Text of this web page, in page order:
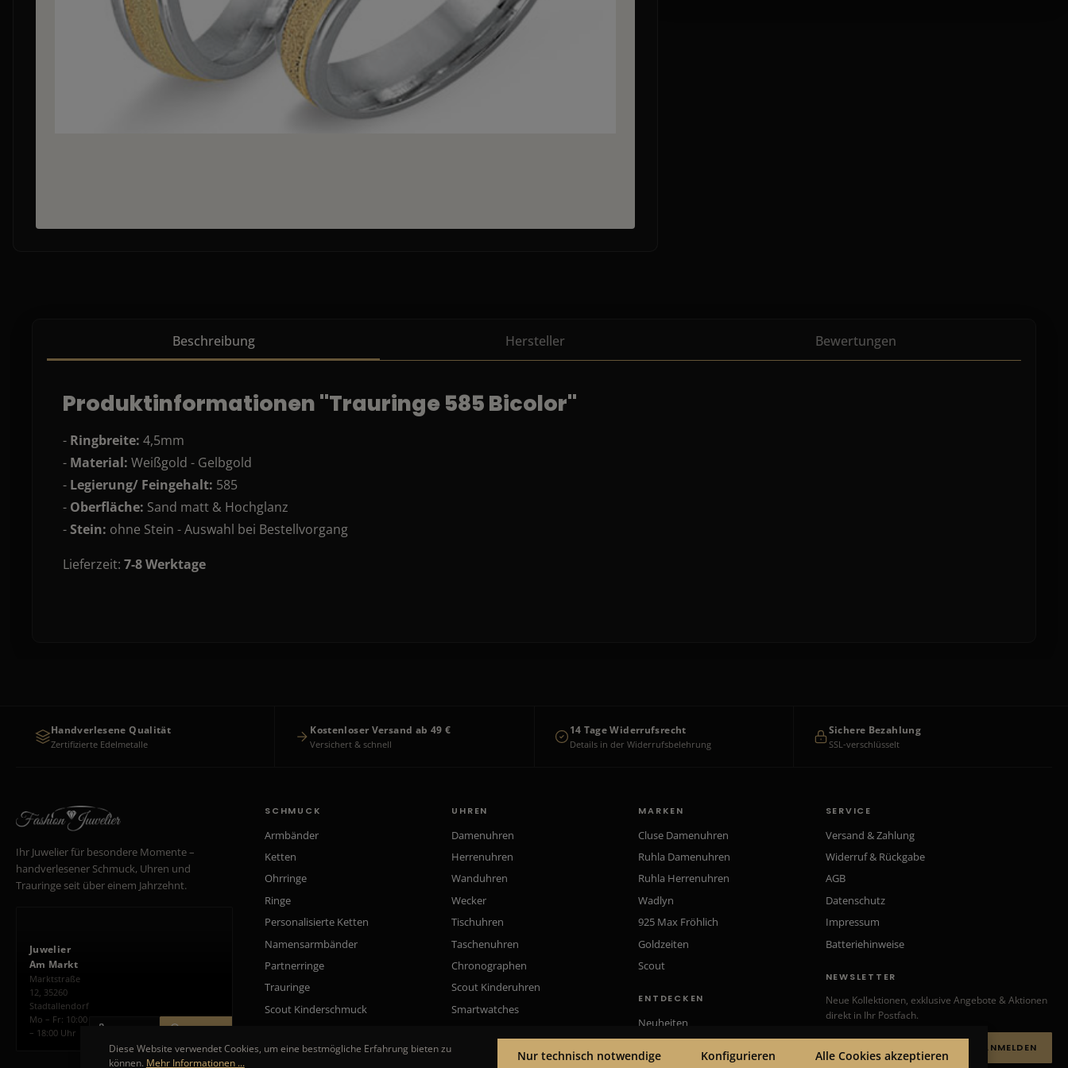
Beschreibung Hersteller Bewertungen
Produktinformationen "Trauringe 585 Bicolor"
- Ringbreite: 4,5mm
- Material: Weißgold - Gelbgold
- Legierung/ Feingehalt: 585
- Oberfläche: Sand matt & Hochglanz
-Stein: ohne Stein - Auswahl bei Bestellvorgang
Lieferzeit: 7-8 Werktage
Handverlesene Qualität
Zertifizierte Edelmetalle
Kostenloser Versand ab 49 €
Versichert & schnell
14 Tage Widerrufsrecht
Details in der Widerrufsbelehrung
Sichere Bezahlung
SSL-verschlüsselt
Ihr Juwelier für besondere Momente –
handverlesener Schmuck, Uhren und
Trauringe seit über einem Jahrzehnt.
Juwelier
Am Markt
Marktstraße
12, 35260
Stadtallendorf
Mo – Fr: 10:00
– 18:00 Uhr
ROUTE PLANEN
SCHMUCK
Armbänder
Ketten
Ohrringe
Ringe
Personalisierte Ketten
Namensarmbänder
Partnerringe
Trauringe
Scout Kinderschmuck
UHREN
Damenuhren
Herrenuhren
Wanduhren
Wecker
Tischuhren
Taschenuhren
Chronographen
Scout Kinderuhren
Smartwatches
MARKEN
Cluse Damenuhren
Ruhla Damenuhren
Ruhla Herrenuhren
Wadlyn
925 Max Fröhlich
Goldzeiten
Scout
ENTDECKEN
Neuheiten
SERVICE
Versand & Zahlung
Widerruf & Rückgabe
AGB
Datenschutz
Impressum
Batteriehinweise
NEWSLETTER
Neue Kollektionen, exklusive Angebote & Aktionen
direkt in Ihr Postfach.
ANMELDEN
Diese Website verwendet Cookies, um eine bestmögliche Erfahrung bieten zu
können. Mehr Informationen ... Nur technisch notwendige Konfigurieren Alle Cookies akzeptieren